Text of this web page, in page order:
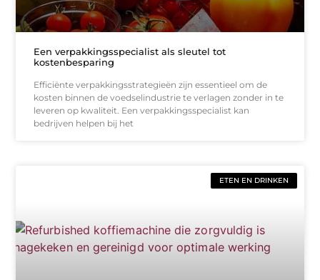
Een verpakkingsspecialist als sleutel tot
kostenbesparing
Efficiënte verpakkingsstrategieën zijn essentieel om de
kosten binnen de voedselindustrie te verlagen zonder in te
leveren op kwaliteit. Een verpakkingsspecialist kan
bedrijven helpen bij het
ETEN EN DRINKEN